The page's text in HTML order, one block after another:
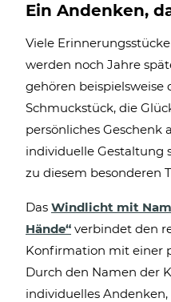
Ein Andenken,
Viele
werden noch Jahre
gehören beispielsweise
Schmuckstück, die
persönliches Geschenk
individuelle Gestaltung
zu diesem besonderen
Das Windlicht mit
Hände“ verbindet den
Konfirmation mit einer
Durch den Namen der
individuelles